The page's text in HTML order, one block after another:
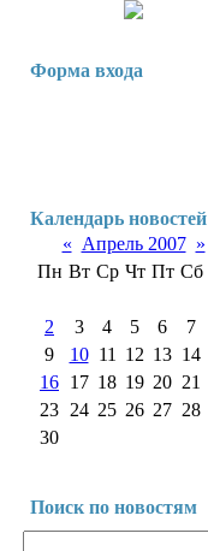
Форма входа
Календарь новостей
« Апрель 2007 »
Пн Вт Ср Чт Пт Сб
2
3 4 5 6 7
9
10 11 12 13 14
16 17 18 19 20 21
23 24 25 26 27 28
30
Поиск по новостям